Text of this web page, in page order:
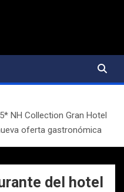
NH Collection Gran Hotel
oferta gastronómica
del hotel